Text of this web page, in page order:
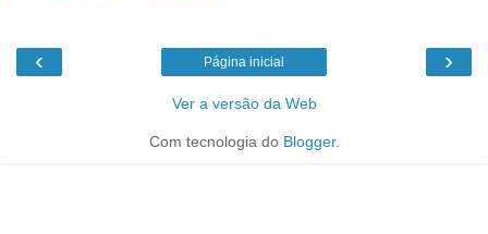
‹ ›
Página inicial
Ver a versão da Web
Com tecnologia do Blogger.